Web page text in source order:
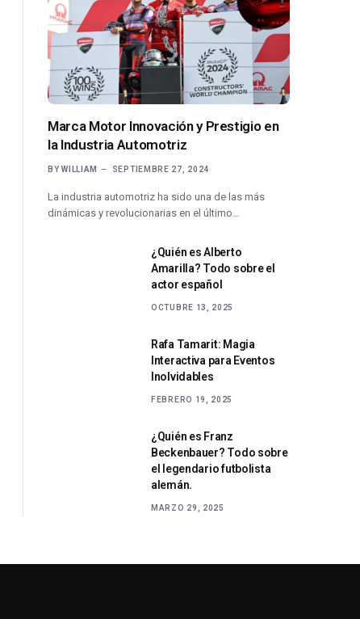
Marca Motor Innovación y Prestigio en
la Industria Automotriz
BY WILLIAM SEPTIEMBRE 27, 2024
La industria automotriz ha sido una de las más
dinámicas y revolucionarias en el último…
¿Quién es Alberto
Amarilla? Todo sobre el
actor español
OCTUBRE 13, 2025
Rafa Tamarit: Magia
Interactiva para Eventos
Inolvidables
FEBRERO 19, 2025
¿Quién es Franz
Beckenbauer? Todo sobre
el legendario futbolista
alemán.
MARZO 29, 2025